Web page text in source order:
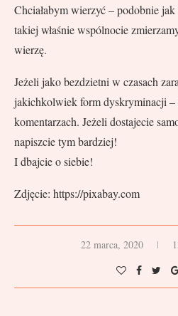
Chciałabym wierzyć – podobnie
takiej właśnie wspólnocie
wierzę.
Jeżeli jako bezdzietni w czasach
jakichkolwiek form dyskryminacji –
komentarzach. Jeżeli dostajecie
napiszcie tym bardziej!
I dbajcie o siebie!
Zdjęcie: https://pixabay.com
22 marca, 2020